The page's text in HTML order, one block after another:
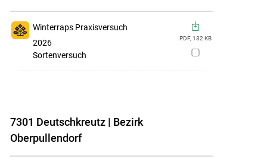
Winterraps Praxisversuch
2026
Sortenversuch
PDF,132 KB
zur
7301 Deutschkreutz | Bezirk
Oberpullendorf